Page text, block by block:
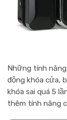
Những tính
động khóa cửa,
khóa sai quá 5
thêm tính năng